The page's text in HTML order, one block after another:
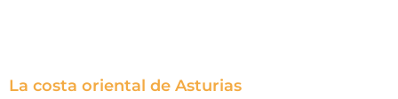
La costa oriental de Asturias